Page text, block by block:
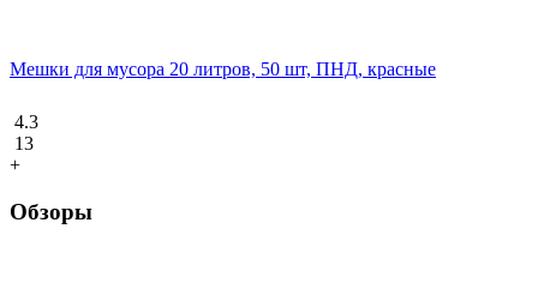
Мешки для мусора 20 литров, 50 шт, ПНД, красные
4.3
13
+
Обзоры